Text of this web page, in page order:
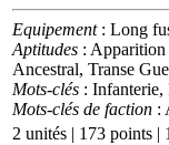
Equipement: Long
Aptitudes : Apparition
Ancestral, Transe
Mots-clés : Infanterie,
Mots-clés de faction :
2 unités | 173 points |